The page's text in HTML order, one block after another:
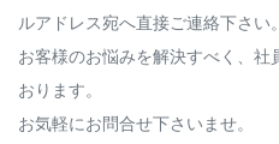
ルアドレス宛へ直接ご連絡下さい。
お客様のお悩みを解決すべく、社
おります。
お気軽にお問合せ下さいませ。